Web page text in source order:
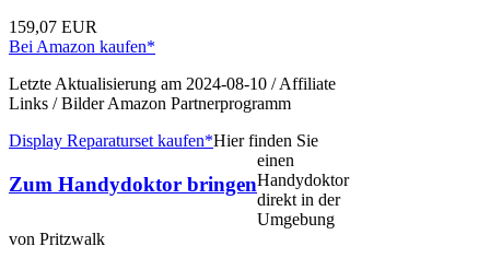
159,07 EUR
Bei Amazon kaufen*
Letzte Aktualisierung am 2024-08-10 / Affiliate
Links / Bilder Amazon Partnerprogramm
Display Reparaturset kaufen*
Zum Handydoktor bringen
Hier finden Sie
einen
Handydoktor
direkt in der
Umgebung
von Pritzwalk